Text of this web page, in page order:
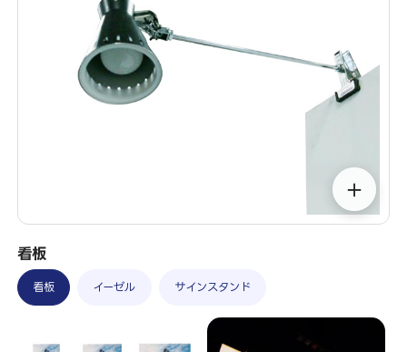
＋
看板
看板 イーゼル サインスタンド